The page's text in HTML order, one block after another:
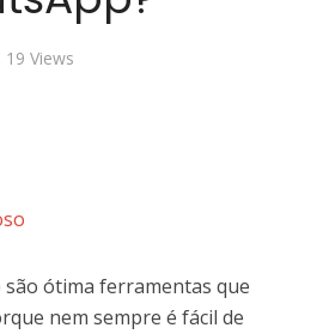
19 Views
ótima ferramentas que
nem sempre é fácil de